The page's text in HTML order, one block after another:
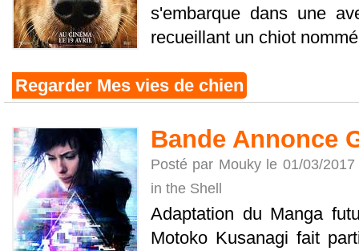
s'embarque dans une
recueillant un chiot
Regarder Mes vies de chien
Bande Annonce
Posté par Mouky le 01/03/
in the Shell
Adaptation du Manga
Motoko Kusanagi fait